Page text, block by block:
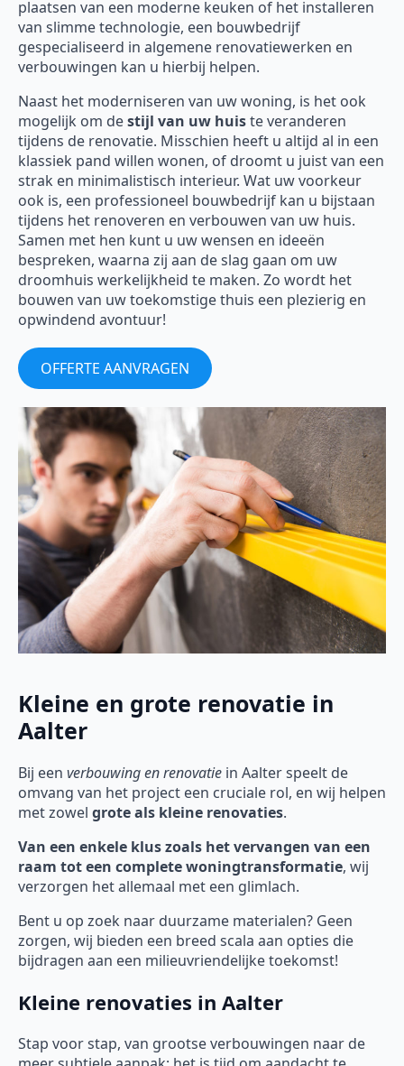
plaatsen van een moderne keuken of het installeren
van slimme technologie, een bouwbedrijf
gespecialiseerd in algemene renovatiewerken en
verbouwingen kan u hierbij helpen.
Naast het moderniseren van uw woning, is het ook
mogelijk om destijl van uw huiste veranderen
tijdens de renovatie. Misschien heeft u altijd al in een
klassiek pand willen wonen, of droomt u juist van een
strak en minimalistisch interieur. Wat uw voorkeur
ook is, een professioneel bouwbedrijf kan u bijstaan
tijdens het renoveren en verbouwen van uw huis.
Samen met hen kunt u uw wensen en ideeën
bespreken, waarna zij aan de slag gaan om uw
droomhuis werkelijkheid te maken. Zo wordt het
bouwen van uw toekomstige thuis een plezierig en
opwindend avontuur!
OFFERTE AANVRAGEN
Kleine en grote renovatie in
Aalter
Bij een verbouwing en renovatie in Aalter speelt de
omvang van het project een cruciale rol, en wij helpen
met zowel grote als kleine renovaties.
Van een enkele klus zoals het vervangen van een
raam tot een complete woningtransformatie, wij
verzorgen het allemaal met een glimlach.
Bent u op zoek naar duurzame materialen? Geen
zorgen, wij bieden een breed scala aan opties die
bijdragen aan een milieuvriendelijke toekomst!
Kleine renovaties in Aalter
Stap voor stap, van grootse verbouwingen naar de